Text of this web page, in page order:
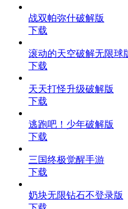
战双帕弥什破解版
下载
滚动的天空破解无限球
下载
天天打怪升级破解版
下载
逃跑吧！少年破解版
下载
三国终极觉醒手游
下载
奶块无限钻石不登录版